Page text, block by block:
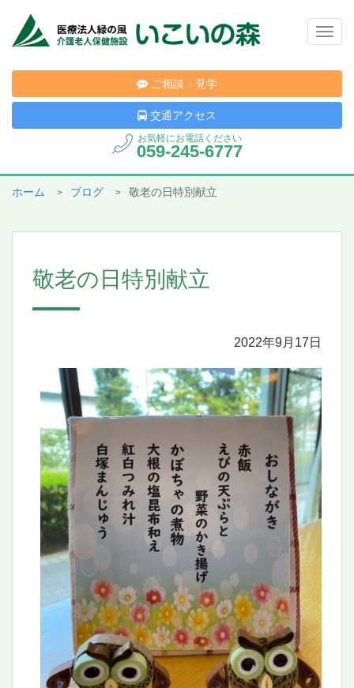
ご相談・見学
交通アクセス
お気軽にお電話ください
059-245-6777
ホーム ブログ 敬老の日特別献立
敬老の日特別献立
2022年9月17日